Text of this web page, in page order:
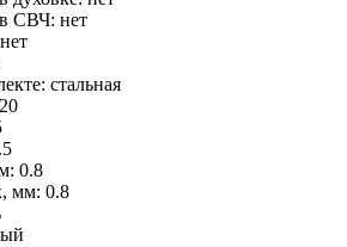
СВЧ: нет
стальная
0.8
мм: 0.8